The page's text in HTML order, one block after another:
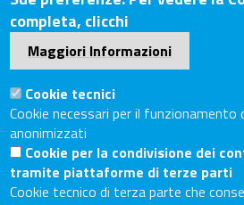
Tel. Sede Secondaria: 0577/202511
C.F./P.IVA: 02326130511
Codice Univoco UF6UWY
PEC
Sito web
Accesso riservato
completa, clicchi
Maggiori Informazioni
Cookie tecnici
Cookie necessari per il
anonimizzati
Cookie per la condivisione dei
tramite piattaforme di terze parti
Cookie tecnico di terza parte che